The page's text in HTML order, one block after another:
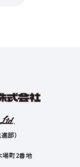
部）
場町2番地